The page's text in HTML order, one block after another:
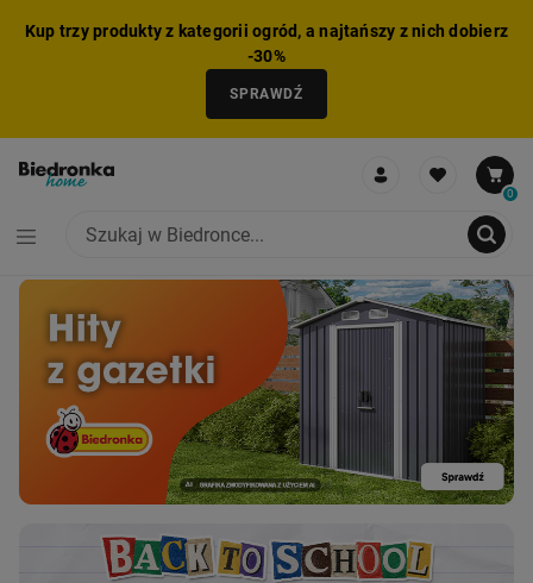
Kup trzy produkty z kategorii ogród, a najtańszy z nich dobierz
-30%
SPRAWDŹ
0
DODANO PRODUKT DO KOSZYKA
ZMNIEJSZONO LICZBĘ PRODUKTÓW
USUNIĘTO PRODUKT Z KOSZYKA
ZESTAW DODANY DO KOSZYKA
NIE MOŻNA BYŁO DODAĆ CAŁEGO ZESTAWU DO KOSZYKA